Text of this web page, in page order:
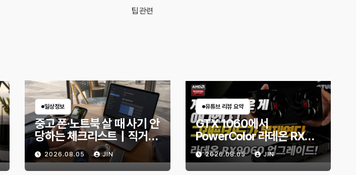
팁관련
일상정보
중고 폰·노트북 살 때 사기 안
당하는 체크리스트｜직거래
전 무엇을 확인해야 할까?
2026.08.05 JIN
유튜브 리뷰 요약
GTX 1060에서
PowerColor 라데온 RX
9060 Reaper 8GB로 교
체한 후기｜엘든링·몬스터
2026.08.05 JIN